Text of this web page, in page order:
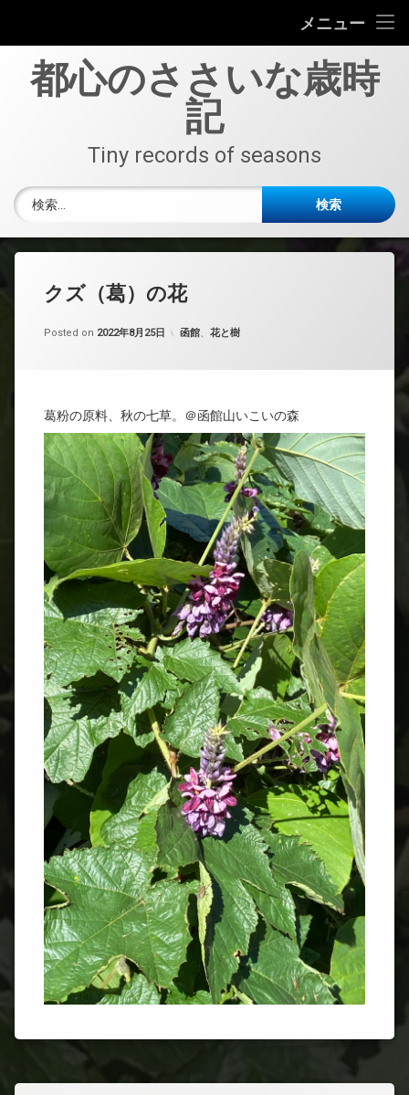
メニュー
野鳥
隅田右岸
隅田左岸
東京港
函館
土木
INFO
都心のささいな歳時
記
Tiny records of seasons
クズ（葛）の花
Posted on 2022年8月25日
Updated on2022年8月28日
by nobue
カテゴリー:
函館、 花と樹
葛粉の原料、秋の七草。＠函館山いこいの森